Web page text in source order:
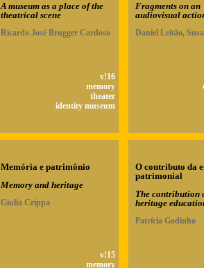
A museum as a place of the
theatrical scene
Ricardo José Brugger Cardoso
v!16
memory
theater
identity museum
Fragments on an
audiovisual
Daniel Leitão,
Memória e patrimônio
Memory and heritage
Giulia Crippa
v!15
memory
O contributo da
patrimonial
The contribution
heritage
Patrícia Godinho